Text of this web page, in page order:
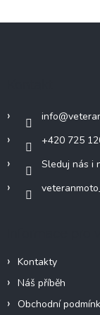
info@
+420 725
Sleduj nás i
Kontakty
Náš příběh
Obchodní